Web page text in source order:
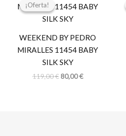
¡Oferta!
¡Oferta!
WEEKEND BY PEDRO
MIRALLES 11454 BABY
SILK SKY
119,00€
original
era:
80,00€
actual